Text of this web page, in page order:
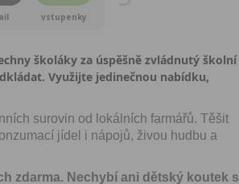
vstupenky
školáky za úspěšně zvládnutý školní
Využijte jedinečnou nabídku,
surovin od lokálních farmářů. Těšit
jídel i nápojů, živou hudbu a
zdarma. Nechybí ani dětský koutek s